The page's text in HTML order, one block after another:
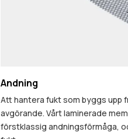
Andning
Att hantera fukt som byggs upp
avgörande. Vårt laminerade
förstklassig andningsförmåga,